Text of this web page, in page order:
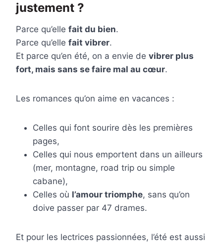
justement ?
Parce qu’elle fait du bien.
Parce qu’elle fait vibrer.
Et parce qu’en été, on a envie de vibrer plus
fort, mais sans se faire mal au cœur.
Les romances qu’on aime en vacances :
Celles qui font sourire dès les premières
pages,
Celles qui nous emportent dans un ailleurs
(mer, montagne, road trip ou simple
cabane),
Celles où l’amour triomphe, sans qu’on
doive passer par 47 drames.
Et pour les lectrices passionnées, l’été est aussi